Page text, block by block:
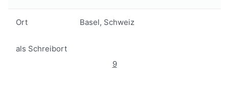
Ort Basel, Schweiz
als Schreibort
9